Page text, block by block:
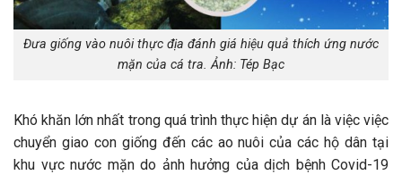
Đưa giống vào nuôi thực địa đánh giá hiệu quả thích ứng nước
mặn của cá tra. Ảnh: Tép Bạc
Khó khăn lớn nhất trong quá trình thực hiện dự án là việc việc
chuyển giao con giống đến các ao nuôi của các hộ dân tại
khu vực nước mặn do ảnh hưởng của dịch bệnh Covid-19